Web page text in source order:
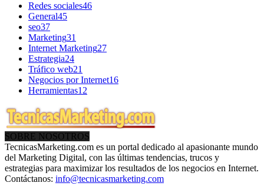
Redes sociales46
General45
seo37
Marketing31
Internet Marketing27
Estrategia24
Tráfico web21
Negocios por Internet16
Herramientas12
SOBRE NOSOTROS
TecnicasMarketing.com es un portal dedicado al apasionante mundo
del Marketing Digital, con las últimas tendencias, trucos y
estrategias para maximizar los resultados de los negocios en Internet.
Contáctanos: info@tecnicasmarketing.com